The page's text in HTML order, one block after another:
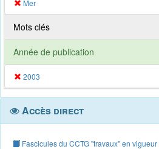
Mer
Mots clés
Année de publication
2003
Accès direct
Fascicules du CCTG "travaux" en vigueur